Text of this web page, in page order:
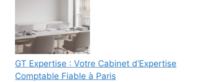
GT Expertise : Votre Cabinet d’Expertise
Comptable Fiable à Paris